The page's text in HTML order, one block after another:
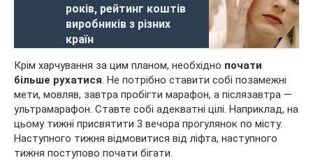
років, рейтинг коштів
виробників з різних
країн
Крім харчування за цим планом, необхідно почати
більше рухатися. Не потрібно ставити собі позамежні
мети, мовляв, завтра пробігти марафон, а післязавтра —
ультрамарафон. Ставте собі адекватні цілі. Наприклад, на
цьому тижні присвятити 3 вечора прогулянок по місту.
Наступного тижня відмовитися від ліфта, наступного
тижня поступово почати бігати.